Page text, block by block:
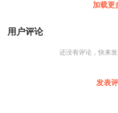
加载更
用户评论
还没有评论，快来发
发表